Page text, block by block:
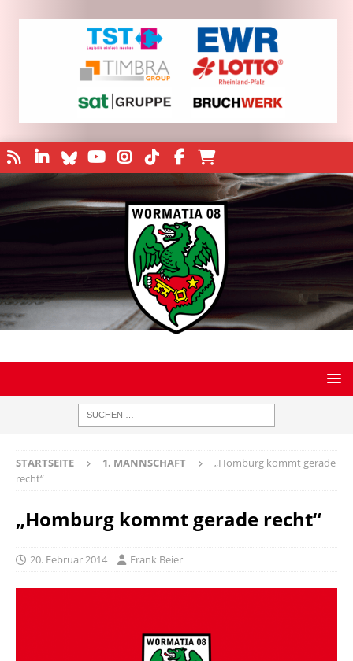
STARTSEITE 1. MANNSCHAFT
„Homburg kommt gerade
recht“
„Homburg kommt gerade recht“
20. Februar 2014 Frank Beier